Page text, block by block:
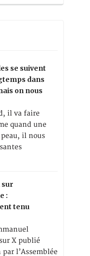
se suivent
dans
on nous
il va faire
quand une
il nous
sur
:
tenu
X publié
l’Assemblée